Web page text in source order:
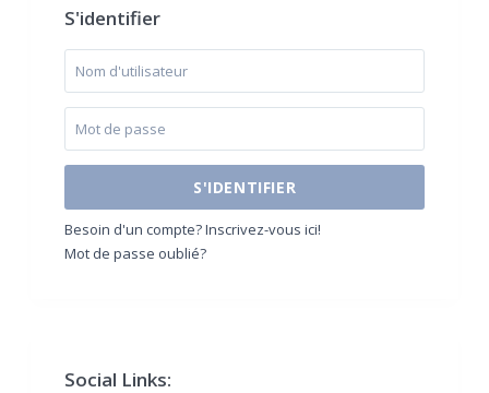
S'identifier
S'IDENTIFIER
Besoin d'un compte? Inscrivez-vous ici!
Mot de passe oublié?
Social Links: